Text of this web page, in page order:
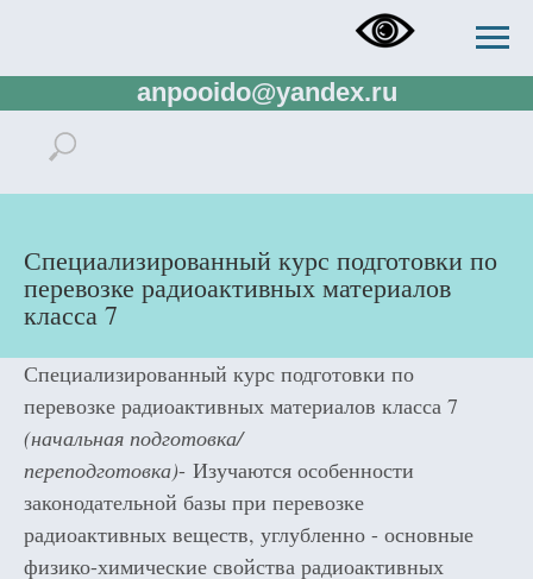
+73433832673, +73433288138,
+79321137807, rector.ido@gmail.com,
anpooido@yandex.ru
Специализированный курс подготовки по
перевозке радиоактивных материалов
класса 7
Специализированный курс подготовки по
перевозке радиоактивных материалов класса 7
(начальная подготовка/
переподготовка)- Изучаются особенности
законодательной базы при перевозке
радиоактивных веществ, углубленно - основные
физико-химические свойства радиоактивных